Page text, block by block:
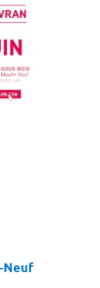
Neuf